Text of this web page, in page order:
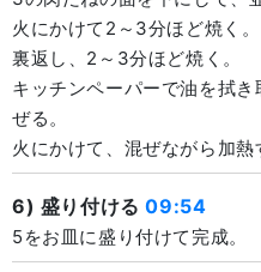
火にかけて2～3分ほど焼く。
裏返し、2～3分ほど焼く。
キッチンペーパーで油を拭
ぜる。
火にかけて、混ぜながら加熱
6) 盛り付ける09:54
5をお皿に盛り付けて完成。